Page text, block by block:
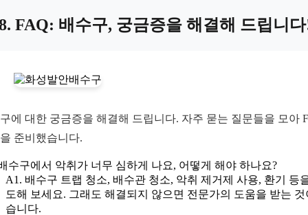
FAQ: 배수구, 궁금증을 해결해 드립니
에 대한 궁금증을 해결해 드립니다. 자주 묻는 질문들을 모아
준비했습니다.
수구에서 악취가 너무 심하게 나요, 어떻게 해야 하나요?
A1. 배수구 트랩 청소, 배수관 청소, 악취 제거제 사용, 환기 등
도해 보세요. 그래도 해결되지 않으면 전문가의 도움을 받는 것
습니다.